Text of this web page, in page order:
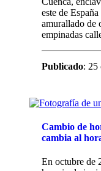
este de
amurallado de
empinadas
Publicado: 25
Cambio de
cambia al
En octubre de